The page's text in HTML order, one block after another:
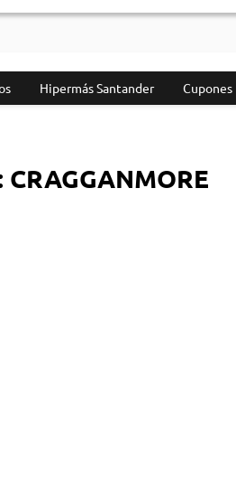
Hipermás Santander Cupones